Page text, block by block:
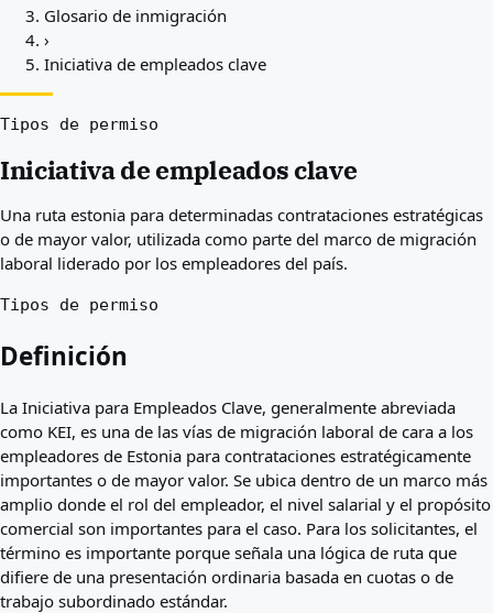
Regiones
Mejores países para usted
Recursos
Glosario
Guías
Reconocimiento de cualificaciones
Guías de llegada
Herramientas
Buscador de vías de visa
Dificultad de vías
Comparación de países
Glosario de inmigración
›
Iniciativa de empleados clave
Tipos de permiso
Iniciativa de empleados clave
Una ruta estonia para determinadas contrataciones estratégicas
o de mayor valor, utilizada como parte del marco de migración
laboral liderado por los empleadores del país.
Tipos de permiso
Definición
La Iniciativa para Empleados Clave, generalmente abreviada
como KEI, es una de las vías de migración laboral de cara a los
empleadores de Estonia para contrataciones estratégicamente
importantes o de mayor valor. Se ubica dentro de un marco más
amplio donde el rol del empleador, el nivel salarial y el propósito
comercial son importantes para el caso. Para los solicitantes, el
término es importante porque señala una lógica de ruta que
difiere de una presentación ordinaria basada en cuotas o de
trabajo subordinado estándar.